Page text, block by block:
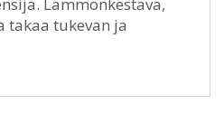
takaa tukevan ja